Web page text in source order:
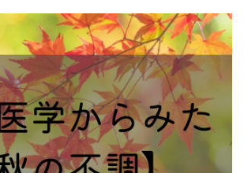
お知らせ
ご予約・お問い合わせ
080-2378-0529